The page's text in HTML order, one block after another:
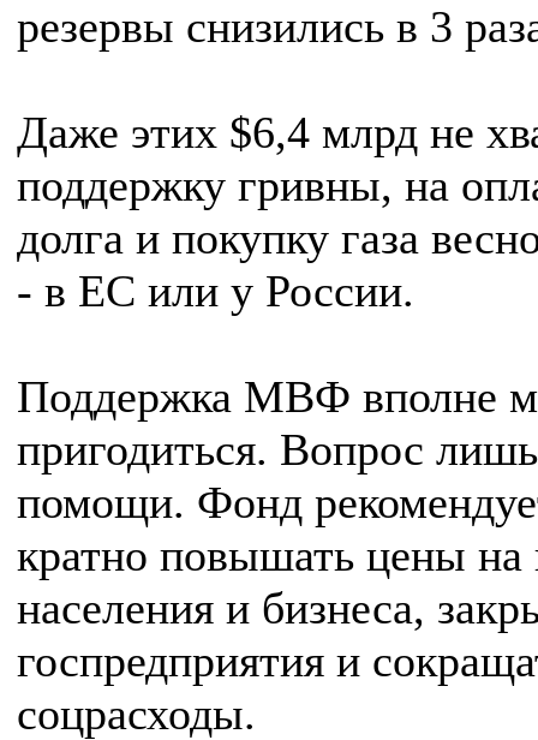
резервы снизились в 3
Даже этих $6,4 млрд не
поддержку гривны, на
долга и покупку газа
- в ЕС или у России.
Поддержка МВФ вполне
пригодиться. Вопрос
помощи. Фонд
кратно повышать цены на
населения и бизнеса,
госпредприятия и
соцрасходы.